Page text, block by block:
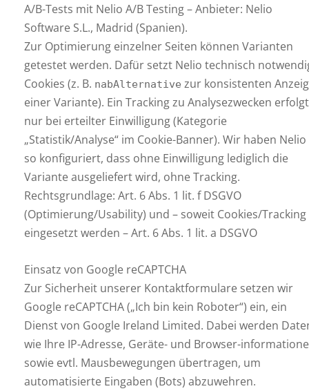
A/B-Tests mit Nelio A/B Testing – Anbieter: Nelio
Software S.L., Madrid (Spanien).
Zur Optimierung einzelner Seiten können Varianten
getestet werden. Dafür setzt Nelio technisch
Cookies (z. B. nabAlternative zur konsistenten
einer Variante). Ein Tracking zu Analysezwecken erfolgt
nur bei erteilter Einwilligung (Kategorie
„Statistik/Analyse“ im Cookie-Banner). Wir haben Nelio
so konfiguriert, dass ohne Einwilligung lediglich die
Variante ausgeliefert wird, ohne Tracking.
Rechtsgrundlage: Art. 6 Abs. 1 lit. f DSGVO
(Optimierung/Usability) und – soweit Cookies/Tracking
eingesetzt werden – Art. 6 Abs. 1 lit. a DSGVO
Einsatz von Google reCAPTCHA
Zur Sicherheit unserer Kontaktformulare setzen wir
Google reCAPTCHA („Ich bin kein Roboter“) ein, ein
Dienst von Google Ireland Limited. Dabei werden
wie Ihre IP-Adresse, Geräte- und Browser-
sowie evtl. Mausbewegungen übertragen, um
automatisierte Eingaben (Bots) abzuwehren.